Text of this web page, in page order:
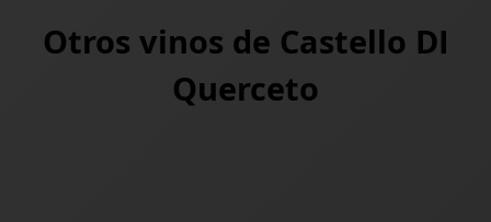
Otros vinos de Castello DI
Querceto